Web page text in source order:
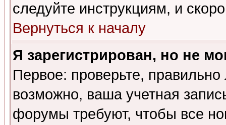
следуйте инструкциям, и
Вернуться к началу
Я зарегистрирован, но не
Первое: проверьте,
возможно, ваша учетная
форумы требуют, чтобы все